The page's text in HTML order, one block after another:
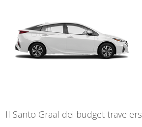
Il Santo Graal dei budget travelers